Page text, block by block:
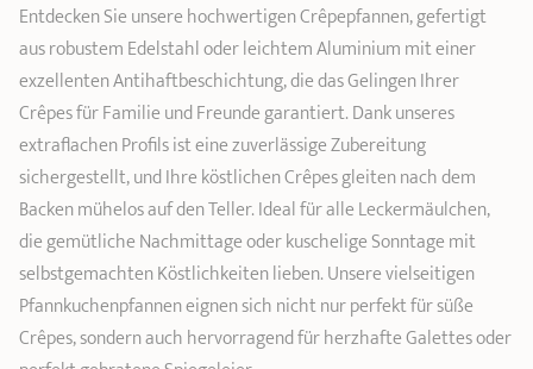
Entdecken Sie unsere hochwertigen Crêpepfannen, gefertigt
aus robustem Edelstahl oder leichtem Aluminium mit einer
exzellenten Antihaftbeschichtung, die das Gelingen Ihrer
Crêpes für Familie und Freunde garantiert. Dank unseres
extraflachen Profils ist eine zuverlässige Zubereitung
sichergestellt, und Ihre köstlichen Crêpes gleiten nach dem
Backen mühelos auf den Teller. Ideal für alle Leckermäulchen,
die gemütliche Nachmittage oder kuschelige Sonntage mit
selbstgemachten Köstlichkeiten lieben. Unsere vielseitigen
Pfannkuchenpfannen eignen sich nicht nur perfekt für süße
Crêpes, sondern auch hervorragend für herzhafte Galettes oder